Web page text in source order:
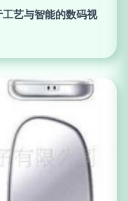
艺与智能的数码视